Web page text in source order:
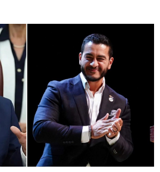
virajlar, şerit sınırları...